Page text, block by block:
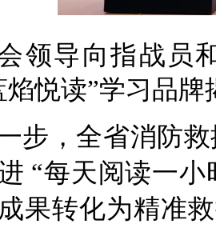
领导向指战员
焰悦读”学习品牌
步，全省消防
“每天阅读一
果转化为精准